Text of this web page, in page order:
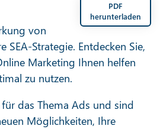
PDF
herunterladen
von
SEA-Strategie. Entdecken Sie,
Marketing Ihnen helfen
zu nutzen.
das Thema Ads und sind
Möglichkeiten, Ihre